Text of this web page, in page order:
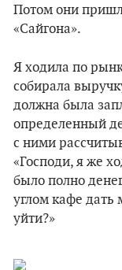
Потом они
«Сайгона».
Я ходила по
собирала
должна была
определенный
с ними
«Господи, я же
было полно
углом кафе дать
уйти?»